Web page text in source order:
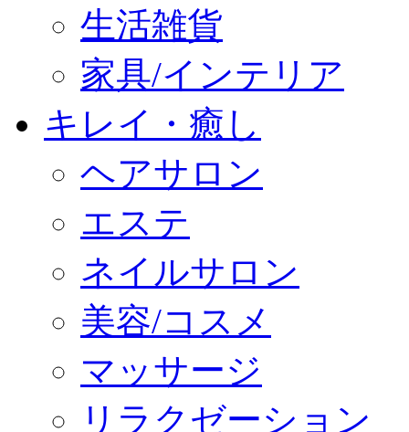
生活雑貨
家具/インテリア
キレイ・癒し
ヘアサロン
エステ
ネイルサロン
美容/コスメ
マッサージ
リラクゼーション